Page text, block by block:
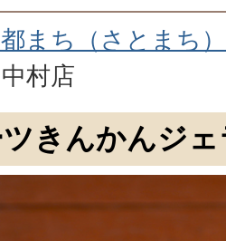
まち（さとまち
村店
きんかんジ